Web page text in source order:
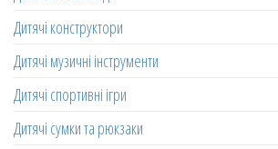
Дитячі конструктори
Дитячі музичні інструменти
Дитячі спортивні ігри
Дитячі сумки та рюкзаки